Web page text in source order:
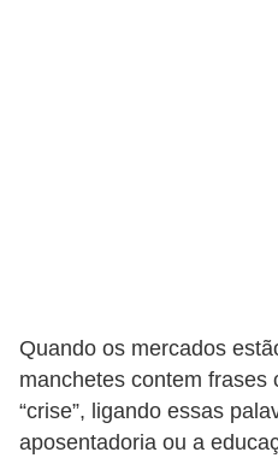
Quando os mercados
manchetes contem frases
“crise”, ligando essas
aposentadoria ou a
i
ç
õ